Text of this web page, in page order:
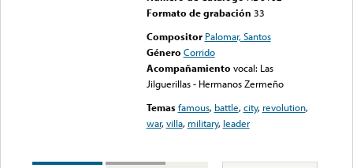
Formato de grabación 33
Compositor Palomar, Santos
Género Corrido
Acompañamiento vocal: Las
Jilguerillas - Hermanos Zermeño
Temas famous, battle,city, revolution,
war,villa, military, leader